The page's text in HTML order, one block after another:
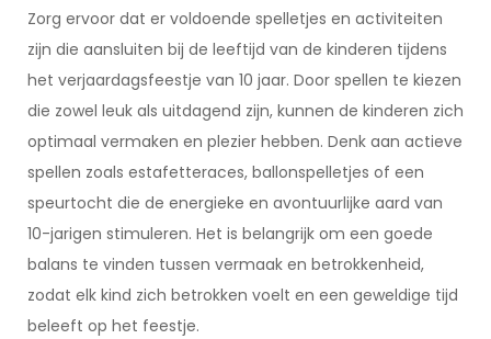
Zorg ervoor dat er voldoende spelletjes en activiteiten
zijn die aansluiten bij de leeftijd van de kinderen tijdens
het verjaardagsfeestje van 10 jaar. Door spellen te kiezen
die zowel leuk als uitdagend zijn, kunnen de kinderen zich
optimaal vermaken en plezier hebben. Denk aan actieve
spellen zoals estafetteraces, ballonspelletjes of een
speurtocht die de energieke en avontuurlijke aard van
10-jarigen stimuleren. Het is belangrijk om een goede
balans te vinden tussen vermaak en betrokkenheid,
zodat elk kind zich betrokken voelt en een geweldige tijd
beleeft op het feestje.